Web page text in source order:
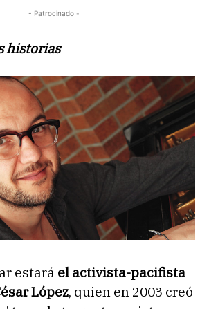
- Patrocinado -
historias
estará el activista-pacifista
López, quien en 2003 creó